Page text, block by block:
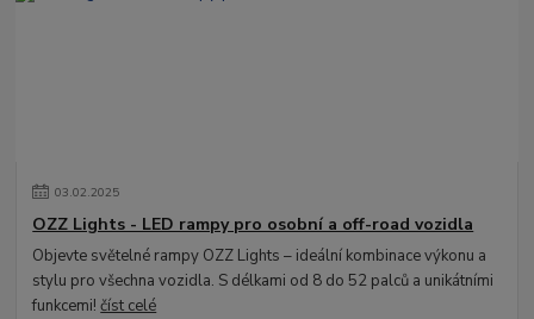
03.02.2025
OZZ Lights - LED rampy pro osobní a off-road vozidla
Objevte světelné rampy OZZ Lights – ideální kombinace výkonu a
stylu pro všechna vozidla. S délkami od 8 do 52 palců a unikátními
funkcemi!číst celé